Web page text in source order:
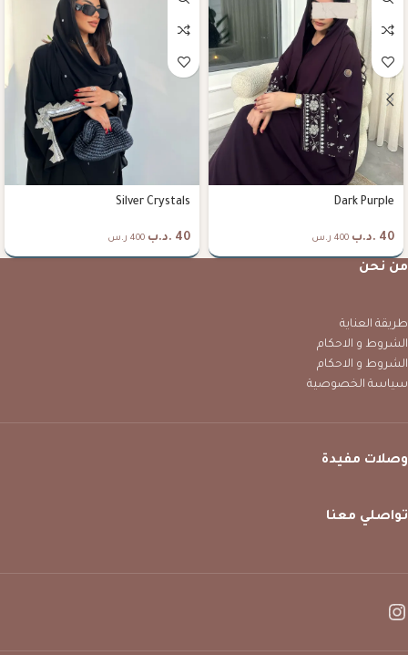
Dark Purple
40 .د.ب 400 ر.س
Silver Crystals
40 .د.ب 400 ر.س
من نحن
طريقة العناية
الشروط و الاحكام
الشروط و الاحكام
سياسة الخصوصية
وصلات مفيدة
تواصلي معنا